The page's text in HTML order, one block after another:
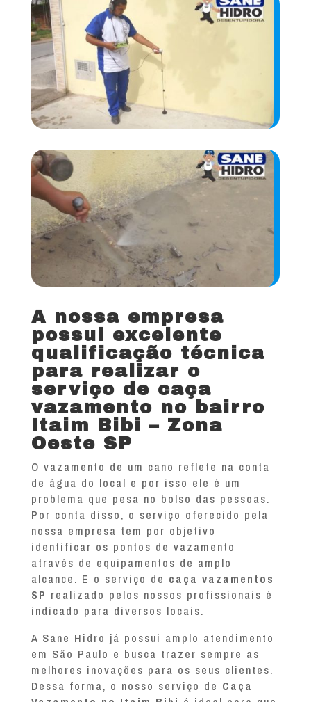
A nossa empresa
possui excelente
qualificação técnica
para realizar o
serviço de caça
vazamento no bairro
Itaim Bibi – Zona
Oeste SP
O vazamento de um cano reflete na conta
de água do local e por isso ele é um
problema que pesa no bolso das pessoas.
Por conta disso, o serviço oferecido pela
nossa empresa tem por objetivo
identificar os pontos de vazamento
através de equipamentos de amplo
alcance. E o serviço de caça vazamentos
SP realizado pelos nossos profissionais é
indicado para diversos locais.
A Sane Hidro já possui amplo atendimento
em São Paulo e busca trazer sempre as
melhores inovações para os seus clientes.
Dessa forma, o nosso serviço de Caça